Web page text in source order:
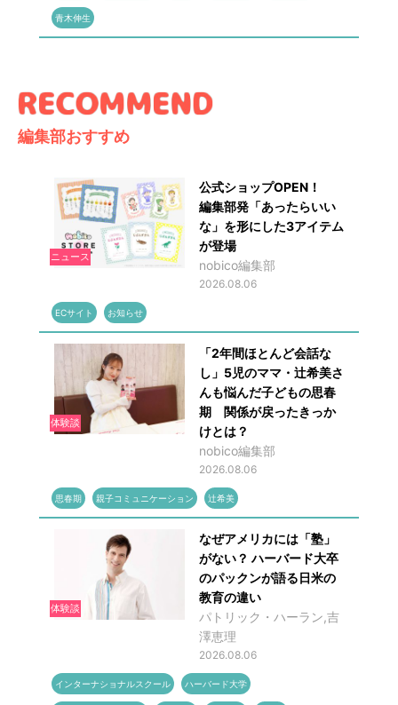
青木伸生
編集部おすすめ
ニュース
公式ショップOPEN！
編集部発「あったらいい
な」を形にした3アイテム
が登場
nobico編集部
2026.08.06
ECサイト お知らせ
体験談
「2年間ほとんど会話な
し」5児のママ・辻希美さ
んも悩んだ子どもの思春
期 関係が戻ったきっか
けとは？
nobico編集部
2026.08.06
思春期 親子コミュニケーション 辻希美
体験談
なぜアメリカには「塾」
がない？ ハーバード大卒
のパックンが語る日米の
教育の違い
パトリック・ハーラン,吉
澤恵理
2026.08.06
インターナショナルスクール ハーバード大学